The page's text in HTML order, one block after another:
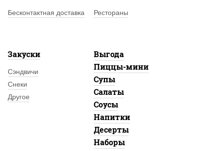
Бесконтактная доставка
Рестораны
Закуски
Сэндвичи
Снеки
Другое
Выгода
Пиццы-мини
Супы
Салаты
Соусы
Напитки
Десерты
Наборы